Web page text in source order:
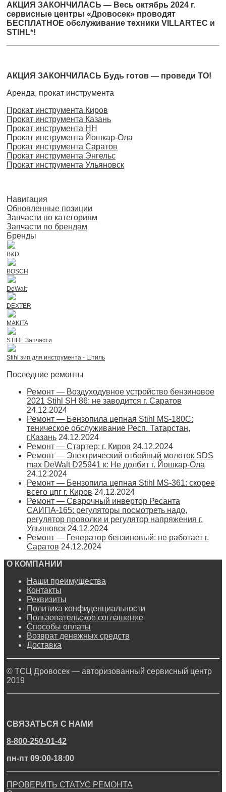
АКЦИЯ ЗАКОНЧИЛАСЬ — Весь октябрь 2024 г.
сервисные центры «Дровосек» проводят
БЕСПЛАТНОЕ обслуживание техники VILLARTEC и
STIHL*!
АКЦИЯ ЗАКОНЧИЛАСЬ Будь готов — проведи ТО!
Аренда, прокат инструмента
Прокат инструмента Киров
Прокат инструмента Казань
Прокат инструмента НН
Прокат инструмента Йошкар-Ола
Прокат инструмента Саратов
Прокат инструмента Энгельс
Прокат инструмента Ульяновск
Навигация
Обновленные позиции
Запчасти по категориям
Запчасти по брендам
Бренды
B&D
BOSCH
DeWalt
DEXTER
MAKITA
STIHL Запчасти
Stihl зип для инструмента - Штиль
Последние ремонты
Ремонт — Воздуходувное устройство бензиновое
2021 Stihl SH 86: не заводится г. Саратов
24.12.2024
Ремонт — Бензопила цепная Stihl MS-180С:
теническое обслуживание Респ. Татарстан,
г.Казань 24.12.2024
Ремонт — Стартер: г. Киров 24.12.2024
Ремонт — Электрический отбойный молоток SDS
max DeWalt D25941 к: Не долбит г. Йошкар-Ола
24.12.2024
Ремонт — Бензопила цепная Stihl MS-361: скорее
всего цпг г. Киров 24.12.2024
Ремонт — Сварочный инвертор Ресанта
САИПА-165: регуляторы посмотреть надо,
регулятор проволки и регулятор напряжения г.
Ульяновск 24.12.2024
Ремонт — Генератор бензиновый: не работает г.
Саратов 24.12.2024
О КОМПАНИИ
Наши преимущества
Контакты
Реквизиты
Политика конфиденциальности
Пользовательское соглашение
Способы оплаты
Возврат денежных средств
Доставка
© ТСЦ Дровосек — авторизованный сервисный центр
2019
СВЯЗАТЬСЯ С НАМИ
8-800-250-01-42
пн-пт 09:00-18:00
ПРОВЕРИТЬ СТАТУС РЕМОНТА